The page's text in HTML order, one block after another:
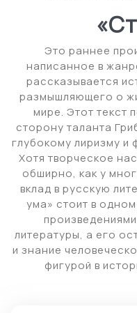
Это раннее
написанное в
рассказывается
размышляющего о
мире. Этот текст
сторону таланта
глубокому лиризму
Хотя творческое
обширно, как у
вклад в русскую
ума» стоит в
литературы, а его
и знание
фигурой в